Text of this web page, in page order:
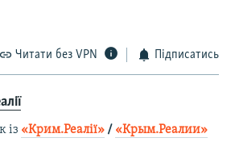
Читати без VPN Підписатись
із «Крим.Реалії» / «Крым.Реалии»